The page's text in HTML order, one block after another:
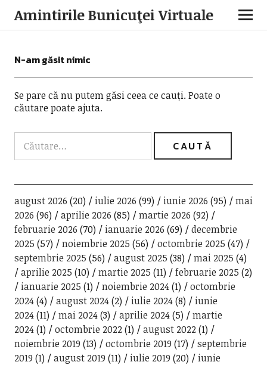
Amintirile Bunicuţei Virtuale
N-am găsit nimic
Se pare că nu putem găsi ceea ce cauți. Poate o
căutare poate ajuta.
august 2026 (20) iulie 2026 (99) iunie 2026 (95)
mai
2026 (96) aprilie 2026 (85) martie 2026 (92)
februarie 2026 (70) ianuarie 2026 (69)
decembrie
2025 (57) noiembrie 2025 (56) octombrie 2025 (47)
septembrie 2025 (56) august 2025 (38) mai 2025 (4)
aprilie 2025 (10) martie 2025 (11) februarie 2025 (2)
ianuarie 2025 (1) noiembrie 2024(1)
octombrie
2024(4) august 2024(2) iulie 2024(8)
iunie
2024(11) mai 2024(3) aprilie 2024(5)
martie
2024(1) octombrie 2022(1) august 2022(1)
noiembrie 2019 (13) octombrie 2019 (17)
septembrie
2019 (1) august 2019 (11) iulie 2019 (20)
iunie